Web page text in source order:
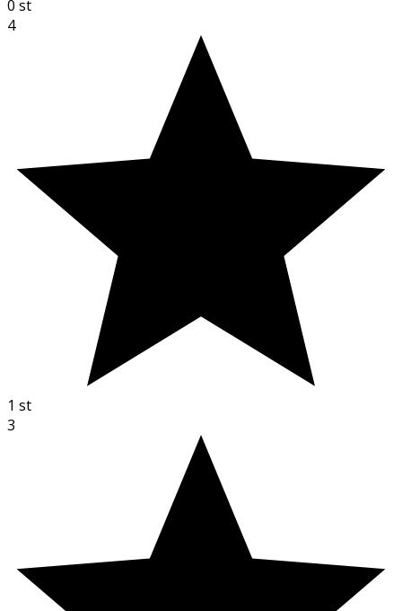
0 st
4
1 st
3